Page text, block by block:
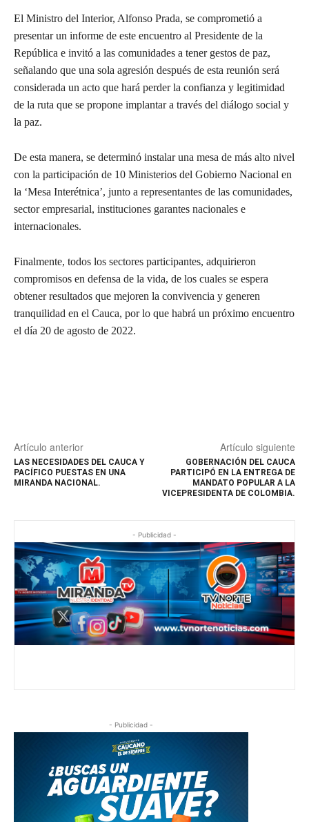
El Ministro del Interior, Alfonso Prada, se comprometió a
presentar un informe de este encuentro al Presidente de la
República e invitó a las comunidades a tener gestos de paz,
señalando que una sola agresión después de esta reunión será
considerada un acto que hará perder la confianza y legitimidad
de la ruta que se propone implantar a través del diálogo social y
la paz.
De esta manera, se determinó instalar una mesa de más alto nivel
con la participación de 10 Ministerios del Gobierno Nacional en
la ‘Mesa Interétnica’, junto a representantes de las comunidades,
sector empresarial, instituciones garantes nacionales e
internacionales.
Finalmente, todos los sectores participantes, adquirieron
compromisos en defensa de la vida, de los cuales se espera
obtener resultados que mejoren la convivencia y generen
tranquilidad en el Cauca, por lo que habrá un próximo encuentro
el día 20 de agosto de 2022.
Artículo anterior
LAS NECESIDADES DEL CAUCA Y
PACÍFICO PUESTAS EN UNA
MIRANDA NACIONAL.
Artículo siguiente
GOBERNACIÓN DEL CAUCA
PARTICIPÓ EN LA ENTREGA DE
MANDATO POPULAR A LA
VICEPRESIDENTA DE COLOMBIA.
- Publicidad -
- Publicidad -